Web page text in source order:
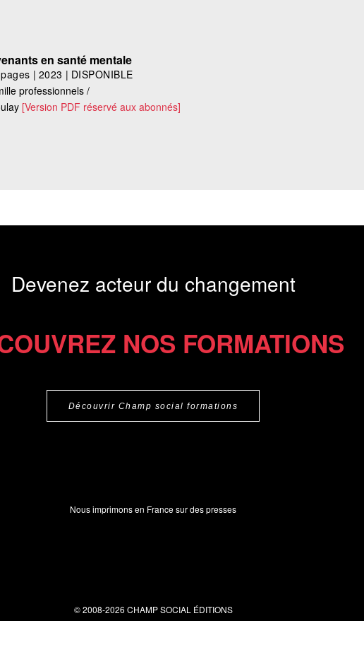
en santé mentale
| 2023 | DISPONIBLE
professionnels /
[Version PDF réservé aux abonnés]
Devenez acteur du changement
NOS FORMATIONS
Découvrir Champ social formations
Nous imprimons en France sur des presses
© 2008-2026 CHAMP SOCIAL ÉDITIONS